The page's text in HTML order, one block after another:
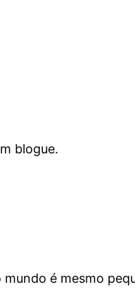
blogue.
é mesmo